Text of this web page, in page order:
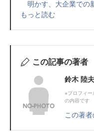
明かす、大企業での
もっと読む
この記事の著者
鈴木 陸
※プロフィー
の内容です
この著